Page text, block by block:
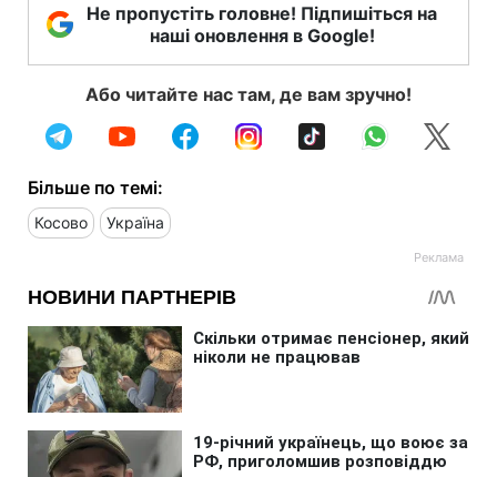
Не пропустіть головне! Підпишіться на
наші оновлення в Google!
Або читайте нас там, де вам зручно!
Більше по темі:
Косово Україна